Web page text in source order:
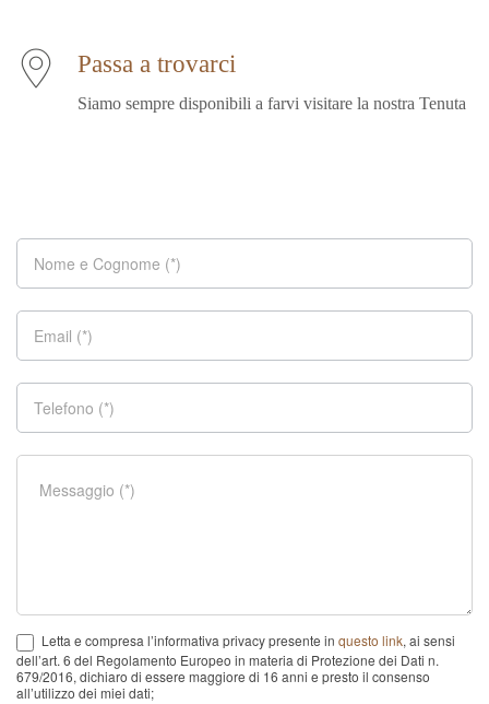
Passa a trovarci
Letta e compresa l’informativa privacy presente in questo link, ai sensi
dell’art. 6 del Regolamento Europeo in materia di Protezione dei Dati n.
679/2016, dichiaro di essere maggiore di 16 anni e presto il consenso
all’utilizzo dei miei dati;